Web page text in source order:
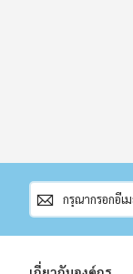
สมัคร
สมาชิก
จดหมาย
ข่าว